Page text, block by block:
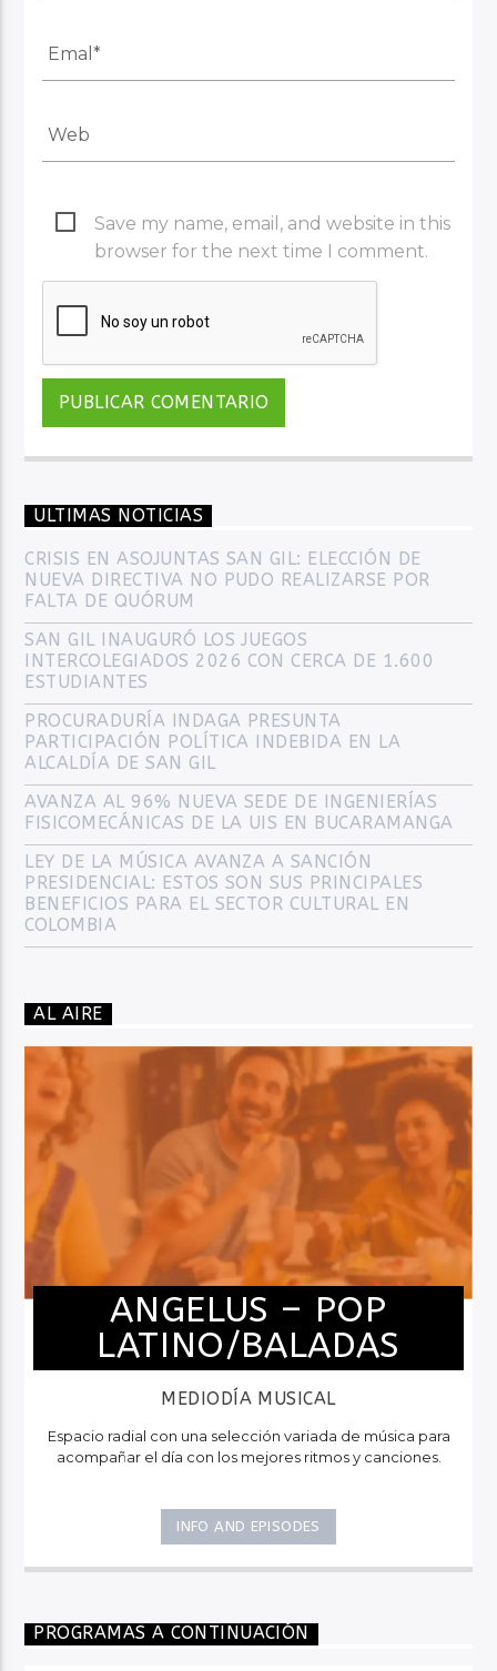
Save my name, email, and website in this
browser for the next time I comment.
ULTIMAS NOTICIAS
CRISIS EN ASOJUNTAS SAN GIL: ELECCIÓN DE
NUEVA DIRECTIVA NO PUDO REALIZARSE POR
FALTA DE QUÓRUM
SAN GIL INAUGURÓ LOS JUEGOS
INTERCOLEGIADOS 2026 CON CERCA DE 1.600
ESTUDIANTES
PROCURADURÍA INDAGA PRESUNTA
PARTICIPACIÓN POLÍTICA INDEBIDA EN LA
ALCALDÍA DE SAN GIL
AVANZA AL 96% NUEVA SEDE DE INGENIERÍAS
FISICOMECÁNICAS DE LA UIS EN BUCARAMANGA
LEY DE LA MÚSICA AVANZA A SANCIÓN
PRESIDENCIAL: ESTOS SON SUS PRINCIPALES
BENEFICIOS PARA EL SECTOR CULTURAL EN
COLOMBIA
AL AIRE
ANGELUS – POP
LATINO/BALADAS
MEDIODÍA MUSICAL
Espacio radial con una selección variada de música para
acompañar el día con los mejores ritmos y canciones.
INFO AND EPISODES
PROGRAMAS A CONTINUACIÓN